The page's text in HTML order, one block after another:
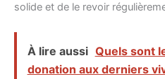
solide et de le revoir
À lire aussi Quels sont
donation aux derniers